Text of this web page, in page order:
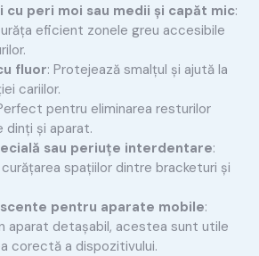
cu peri moi sau medii și capăt mic:
eficient zonele greu accesibile
fluor: Protejează smalțul și ajută la
cariilor.
pentru eliminarea resturilor
dinți și aparat.
sau periuțe interdentare:
spațiilor dintre bracketuri și
pentru aparate mobile:
aparat detașabil, acestea sunt utile
corectă a dispozitivului.